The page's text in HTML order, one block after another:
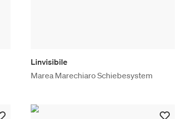
Linvisibile
Marea Marechiaro Schiebesystem